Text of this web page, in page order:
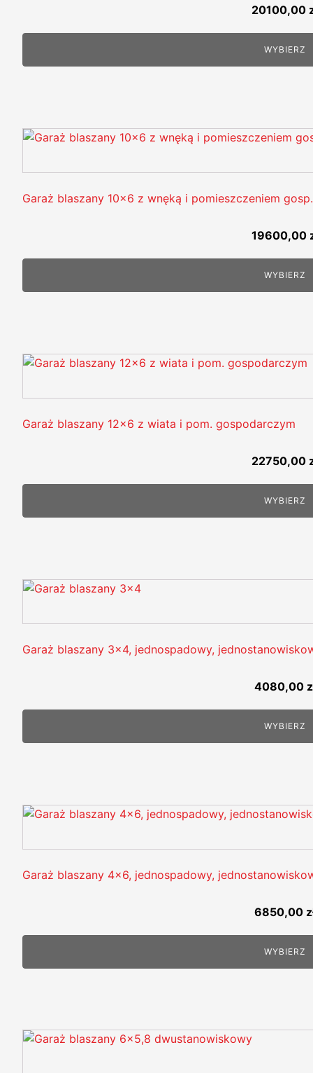
20100,00
WYBIERZ
Garaż blaszany 10x6 z wnęką i pomieszczeniem gosp.
19600,00
WYBIERZ
Garaż blaszany 12x6 z wiata i pom. gospodarczym
22750,00
WYBIERZ
Garaż blaszany 3x4, jednospadowy,
4080,00
WYBIERZ
Garaż blaszany 4x6, jednospadowy,
6850,00
WYBIERZ